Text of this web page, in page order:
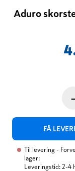
Aduro
-
FÅ
Til levering -
lager:
Leveringstid: 2-4